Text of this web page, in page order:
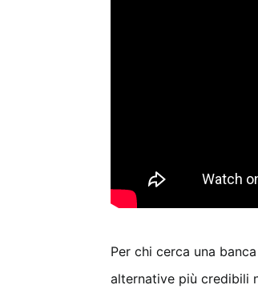
Per chi cerca una
alternative più credibili